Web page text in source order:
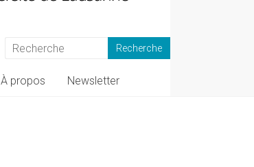
À propos Newsletter